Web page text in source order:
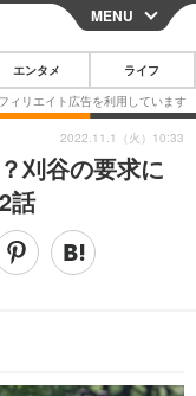
CLOSE
スマートフォン
その他
映画・ドラマ
MENU
エンタメ ライフ
刈谷の要求に
話
2022.11.1（火）10:33